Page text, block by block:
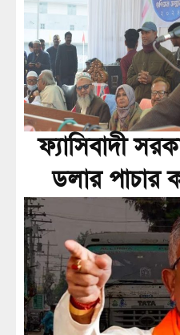
ফ্যাসিবাদী
ডলার